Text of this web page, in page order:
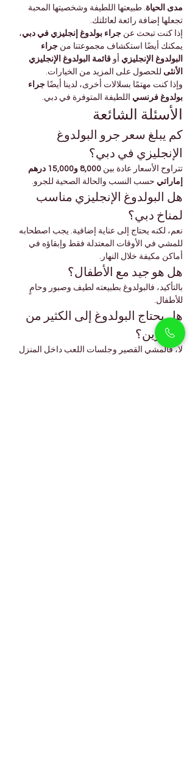
مدى الحياة . طبيعتها اللطيفة وشخصيتها المحبة
تجعلها إضافة رائعة لعائلتك.
إذا كنت تبحث عن جراء بولدوغ إنجليزي في دبي،
يمكنك أيضًا استكشاف مجموعتنا من جراء
البولدوغ الإنجليزي أو قائمة البولدوغ الإنجليزي
الأنثى للحصول على المزيد من الخيارات.
وإذا كنت مهتمًا بسلالات أخرى، لدينا أيضًا جراء
بولدوغ فرنسي اللطيفة المتوفرة في دبي.
الأسئلة الشائعة
كم يبلغ سعر جرو البولدوغ
الإنجليزي في دبي؟
تتراوح الأسعار عادة بين
8,000 و15,000 درهم
إماراتي حسب النسب والحالة الصحية للجرو.
هل البولدوغ الإنجليزي مناسب
لمناخ دبي؟
نعم، لكنه يحتاج إلى عناية إضافية. يجب اصطحابه
للمشي في الأوقات المعتدلة فقط وإبقاؤه في
أماكن مكيفة خلال النهار.
هل هو جيد مع الأطفال؟
بالتأكيد، فالبولدوغ بطبيعته لطيف وصبور وحامٍ
للأطفال.
هل يحتاج البولدوغ إلى الكثير من
التمارين؟
لا، فالمشي القصير وجلسات اللعب داخل المنزل